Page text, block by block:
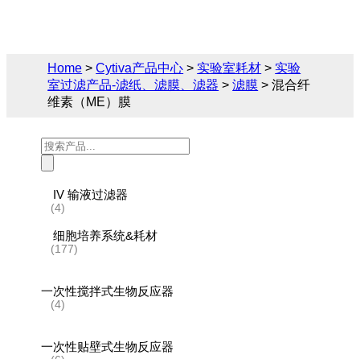
Home >Cytiva产品中心 > 实验室耗材 > 实验
室过滤产品-滤纸、滤膜、滤器 >滤膜 > 混合纤
维素（ME）膜
Products
search
IV 输液过滤器
(4)
细胞培养系统&耗材
(177)
一次性搅拌式生物反应器
(4)
一次性贴壁式生物反应器